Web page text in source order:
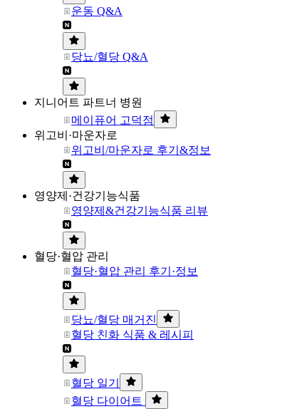
운동 Q&A
당뇨/혈당 Q&A
지니어트 파트너 병원
메이퓨어 고덕점
위고비·마운자로
위고비/마운자로 후기&정보
영양제·건강기능식품
영양제&건강기능식품 리뷰
혈당·혈압 관리
혈당·혈압 관리 후기·정보
당뇨/혈당 매거진
혈당 친화 식품 & 레시피
혈당 일기
혈당 다이어트